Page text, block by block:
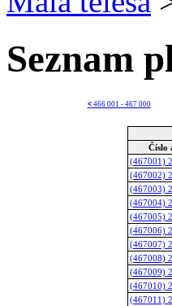
Seznam
<466 001 - 467 000
Číslo
(467001)
(467002)
(467003)
(467004)
(467005)
(467006)
(467007)
(467008)
(467009)
(467010)
(467011)